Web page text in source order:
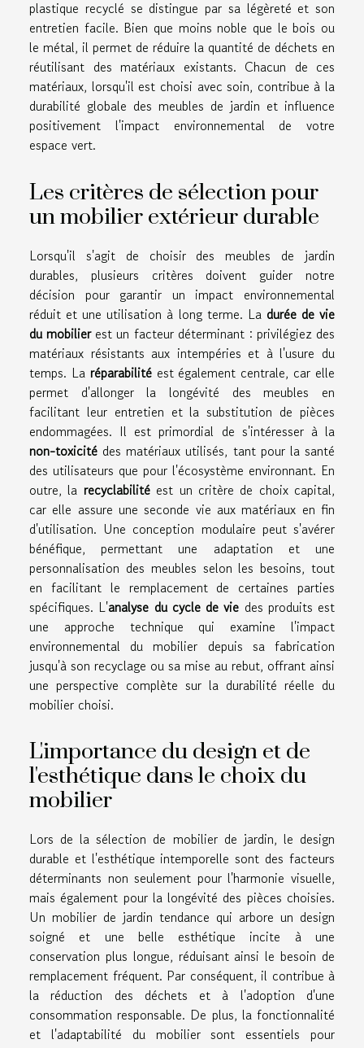
plastique recyclé se distingue par sa légèreté et son
entretien facile. Bien que moins noble que le bois ou
le métal, il permet de réduire la quantité de déchets en
réutilisant des matériaux existants. Chacun de ces
matériaux, lorsqu'il est choisi avec soin, contribue à la
durabilité globale des meubles de jardin et influence
positivement l'impact environnemental de votre
espace vert.
Les critères de sélection pour
un mobilier extérieur durable
Lorsqu'il s'agit de choisir des meubles de jardin
durables, plusieurs critères doivent guider notre
décision pour garantir un impact environnemental
réduit et une utilisation à long terme. La durée de vie
du mobilierest un facteur déterminant : privilégiez des
matériaux résistants aux intempéries et à l'usure du
temps. La réparabilitéest également centrale, car elle
permet d'allonger la longévité des meubles en
facilitant leur entretien et la substitution de pièces
endommagées. Il est primordial de s'intéresser à la
non-toxicité des matériaux utilisés, tant pour la santé
des utilisateurs que pour l'écosystème environnant. En
outre, la recyclabilitéest un critère de choix capital,
car elle assure une seconde vie aux matériaux en fin
d'utilisation. Une conception modulaire peut s'avérer
bénéfique, permettant une adaptation et une
personnalisation des meubles selon les besoins, tout
en facilitant le remplacement de certaines parties
spécifiques. L'analyse du cycle de vie des produits est
une approche technique qui examine l'impact
environnemental du mobilier depuis sa fabrication
jusqu'à son recyclage ou sa mise au rebut, offrant ainsi
une perspective complète sur la durabilité réelle du
mobilier choisi.
L'importance du design et de
l'esthétique dans le choix du
mobilier
Lors de la sélection de mobilier de jardin, le design
durable et l'esthétique intemporelle sont des facteurs
déterminants non seulement pour l'harmonie visuelle,
mais également pour la longévité des pièces choisies.
Un mobilier de jardin tendance qui arbore un design
soigné et une belle esthétique incite à une
conservation plus longue, réduisant ainsi le besoin de
remplacement fréquent. Par conséquent, il contribue à
la réduction des déchets et à l'adoption d'une
consommation responsable. De plus, la fonctionnalité
et l'adaptabilité du mobilier sont essentiels pour